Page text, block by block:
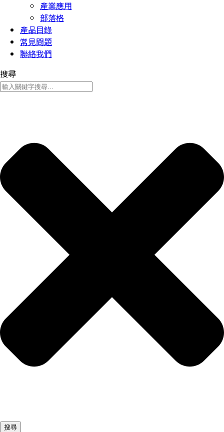
產業應用
部落格
產品目錄
常見問題
聯絡我們
搜尋
搜尋